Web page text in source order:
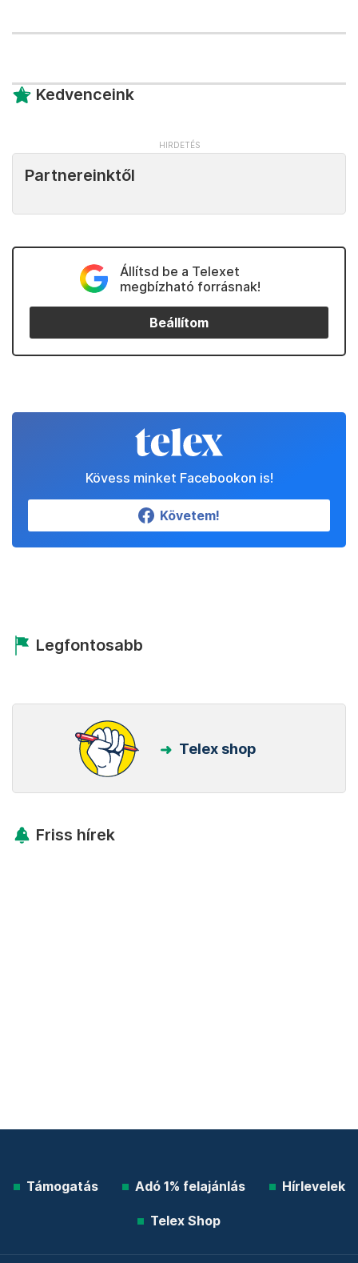
Kedvenceink
Partnereinktől
Állítsd be a Telexet
megbízható forrásnak!
Beállítom
Kövess minket Facebookon is!
Követem!
Legfontosabb
Telex shop
Friss hírek
Támogatás Adó 1% felajánlás Hírlevelek
Telex Shop